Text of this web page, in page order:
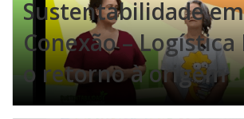
Sustentabilidade em
Conexão – Logística
o retorno à origem